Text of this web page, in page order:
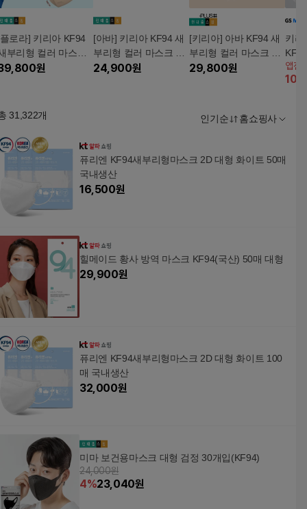
로라] 키리아 KF94
부리형 컬러 마스크
장 (대형)
원
[아바] 키리아 KF94 새
부리형 컬러 마스크 10
0장(대형)
24,900원
[키리아] 아바 KF94 새
부리형 컬러 마스크 10
0장(대형)_SS 에디션
29,800원
키리
혼합
앱전
10
31,322개 인기순 홈쇼핑사
퓨리엔 KF94새부리형마스크 2D 대형 화이트 50매
국내생산
16,500원
힐메이드 황사 방역 마스크 KF94(국산) 50매 대형
29,900원
퓨리엔 KF94새부리형마스크 2D 대형 화이트 100
매 국내생산
32,000원
미마 보건용마스크 대형 검정 30개입(KF94)
24,000원
4%23,040원